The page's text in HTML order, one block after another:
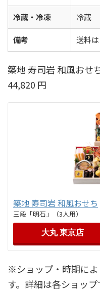
冷蔵・冷凍 冷蔵
備考 送料
築地 寿司岩 和風おせ
44,820 円
築地 寿司岩 和風おせち
三段「明石」（3人用）
大丸 東京店
※ショップ・時期に
す。詳細は各ショップ